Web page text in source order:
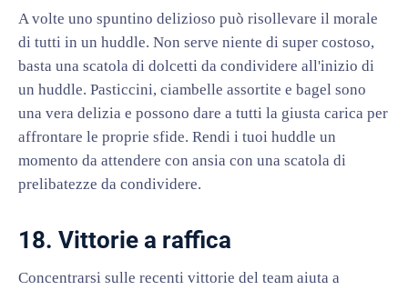
A volte uno spuntino delizioso può risollevare il morale
di tutti in un huddle. Non serve niente di super costoso,
basta una scatola di dolcetti da condividere all'inizio di
un huddle. Pasticcini, ciambelle assortite e bagel sono
una vera delizia e possono dare a tutti la giusta carica per
affrontare le proprie sfide. Rendi i tuoi huddle un
momento da attendere con ansia con una scatola di
prelibatezze da condividere.
18. Vittorie a raffica
Concentrarsi sulle recenti vittorie del team aiuta a